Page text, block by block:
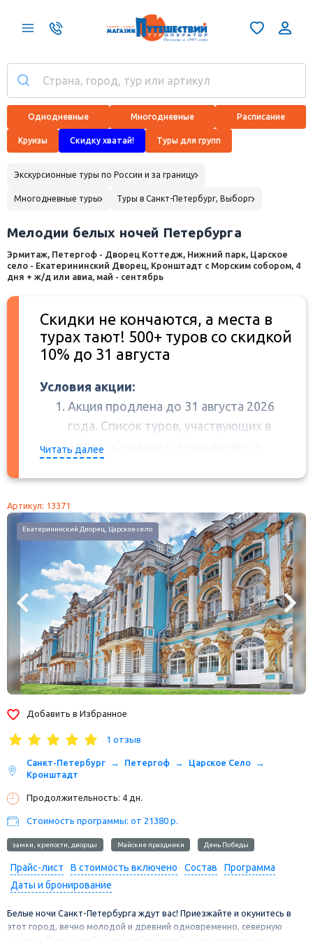
Однодневные Многодневные Расписание
Круизы Скидку хватай! Туры для групп
Экскурсионные туры по России и за границу
Многодневные туры Туры в Санкт-Петербург, Выборг
Мелодии белых ночей Петербурга
Эрмитаж, Петергоф - Дворец Коттедж, Нижний парк, Царское
село - Екатерининский Дворец, Кронштадт с Морским собором, 4
дня + ж/д или авиа, май - сентябрь
Скидки не кончаются, а места в
турах тают! 500+ туров со скидкой
10% до 31 августа
Условия акции:
Акция продлена до 31 августа 2026
года. Список туров, участвующих в
акции, обновляется ежедневно и
сокращения.
Цены в прайс-листах программ туров
указаны без учета скидок, скидки
применяются автоматически при
бронировании.
Скидки по дисконтным картам,
программе лояльности, а также любые
другие бонусы, купоны, промокоды и
спецпредложения не суммируются со
скидками по «Акции», кроме
персональных скидок от менеджера.
акции, необходимо внести в размере
50% в течение 3 рабочих дней после
бронирования, полная оплата вносится
не позднее, чем за месяц до начала
тура.
Скидка не распространяется на
перебронирование ранее
Скидка действует на базовую
стоимость путевки и не
распространяется на все виды доплат
и дополнительных услуг.
Читать далее
Артикул: 13371
Екатерининский Дворец, Царское село
Добавить в Избранное
1 отзыв
Санкт-Петербург Петергоф
Царское Село
Кронштадт
Продолжительность: 4 дн.
Стоимость программы: от 21380 р.
замки, крепости, дворцы Майские праздники День Победы
Прайс-лист В стоимость включено Состав
Программа
Даты и бронирование
Белые ночи Санкт-Петербурга ждут вас! Приезжайте и окунитесь в
этот город, вечно молодой и древний одновременно, северную